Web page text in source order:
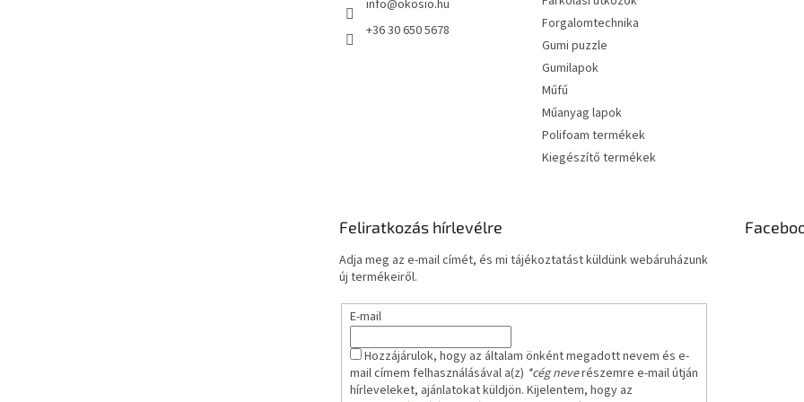
info@okosio.hu
+36 30 650 5678
Forgalomtechnika
Gumi puzzle
Gumilapok
Műfű
Műanyag lapok
Polifoam termékek
Kiegészítő termékek
Feliratkozás hírlevélre
Adja meg az e-mail címét, és mi tájékoztatást küldünk webáruházunk
új termékeiről.
E-mail
Hozzájárulok, hogy az általam önként megadott nevem és e-
mail címem felhasználásával a(z) *cég neverészemre e-mail útján
hírleveleket, ajánlatokat küldjön. Kijelentem, hogy az